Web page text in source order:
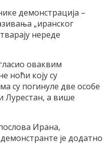
демонстрација –
„иранског
нереде
оваквим
ноћи коју су
су погинуле две особе
Лурестан, а више
Ирана,
је додатно